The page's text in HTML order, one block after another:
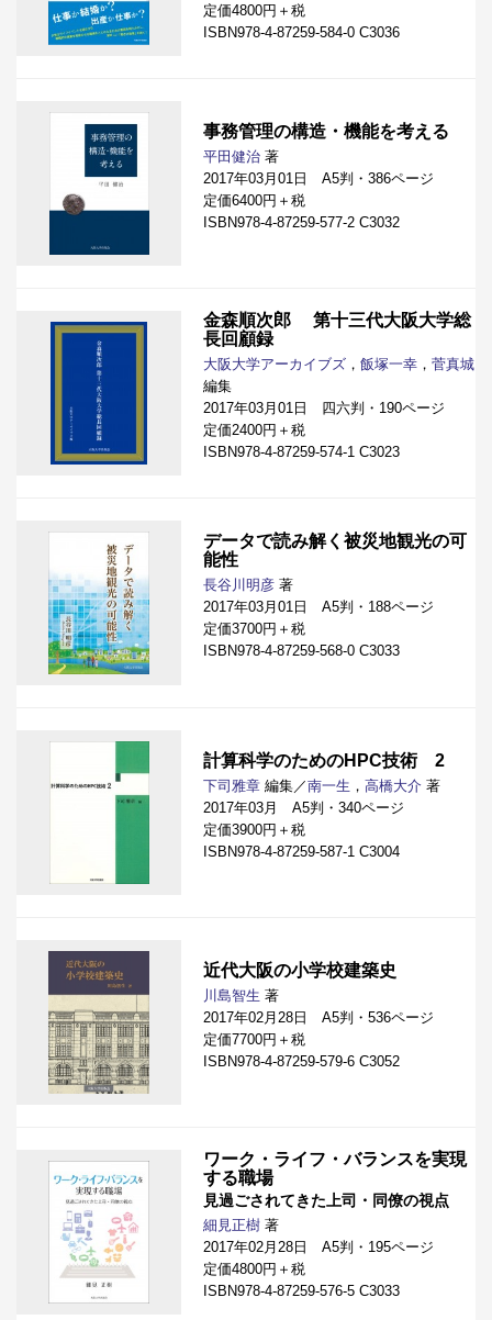
定価4800円＋税
ISBN978-4-87259-584-0 C3036
事務管理の構造・機能を考える
平田健治 著
2017年03月01日 A5判・386ページ
定価6400円＋税
ISBN978-4-87259-577-2 C3032
金森順次郎 第十三代大阪大学総
長回顧録
大阪大学アーカイブズ ， 飯塚一幸 ， 菅真城
編集
2017年03月01日 四六判・190ページ
定価2400円＋税
ISBN978-4-87259-574-1 C3023
データで読み解く被災地観光の可
能性
長谷川明彦 著
2017年03月01日 A5判・188ページ
定価3700円＋税
ISBN978-4-87259-568-0 C3033
計算科学のためのHPC技術 2
下司雅章 編集／南一生 ， 高橋大介 著
2017年03月 A5判・340ページ
定価3900円＋税
ISBN978-4-87259-587-1 C3004
近代大阪の小学校建築史
川島智生 著
2017年02月28日 A5判・536ページ
定価7700円＋税
ISBN978-4-87259-579-6 C3052
ワーク・ライフ・バランスを実現
する職場
見過ごされてきた上司・同僚の視点
細見正樹 著
2017年02月28日 A5判・195ページ
定価4800円＋税
ISBN978-4-87259-576-5 C3033